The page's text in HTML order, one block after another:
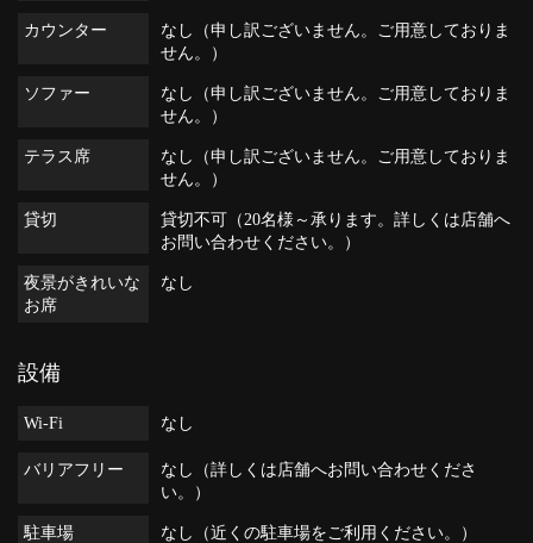
カウンター
なし（申し訳ございません。ご用意しておりま
せん。）
ソファー
なし（申し訳ございません。ご用意しておりま
せん。）
テラス席
なし（申し訳ございません。ご用意しておりま
せん。）
貸切
貸切不可（20名様～承ります。詳しくは店舗へ
お問い合わせください。）
夜景がきれいな
お席
なし
設備
Wi-Fi なし
バリアフリー
なし（詳しくは店舗へお問い合わせくださ
い。）
駐車場 なし（近くの駐車場をご利用ください。）